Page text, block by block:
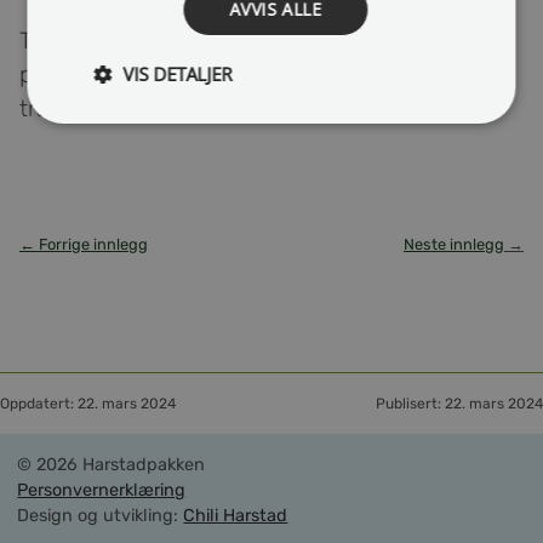
Trafikken på riksveien vil bli stanset i svært korte
perioder når salvene skal fyres av. Ellers vil
trafikken på rv. 83 gå som normalt.
← Forrige innlegg Neste innlegg →
Oppdatert: 22. mars 2024 Publisert: 22. mars 2024
© 2026 Harstadpakken
Personvernerklæring
Design og utvikling: Chili Harstad
AVVIS ALLE
VIS DETALJER